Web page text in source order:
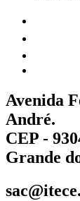
Avenida
André.
CEP -
Grande